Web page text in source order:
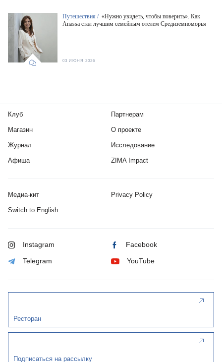
Путешествия / «Нужно увидеть, чтобы поверить». Как
Anassa стал лучшим семейным отелем Средиземноморья
03 ИЮНЯ 2026
Клуб
Магазин
Журнал
Афиша
Партнерам
О проекте
Исследование
ZIMA Impact
Медиа-кит Privacy Policy
Switch to English
Instagram Facebook
Telegram YouTube
Ресторан
Подписаться на рассылку